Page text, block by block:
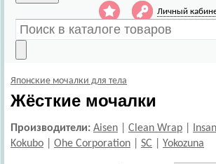
Личный
Японские мочалки для тела
Жёсткие мочалки
Производители: Aisen Clean Wrap Insan
Kokubo
Ohe Corporation SC Yokozuna